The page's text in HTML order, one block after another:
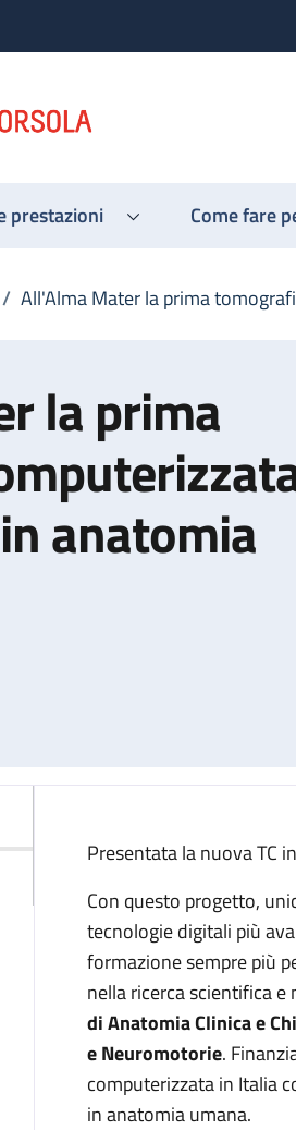
prestazioni Come fare
/ All'Alma Mater la prima
la prima
anatomia
la prima tomografia
Presentata la nuova TC
Con questo progetto,
tecnologie digitali più
formazione sempre più
nella ricerca scientifica
di Anatomia Clinica e
e Neuromotorie.
computerizzata in Italia
in anatomia umana.